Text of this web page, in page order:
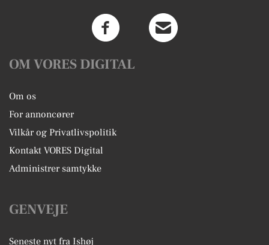
OM VORES DIGITAL
Om os
For annoncører
Vilkår og Privatlivspolitik
Kontakt VORES Digital
Administrer samtykke
GENVEJE
Seneste nyt fra Ishøj